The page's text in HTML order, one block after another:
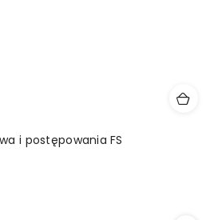
i postępowania FS